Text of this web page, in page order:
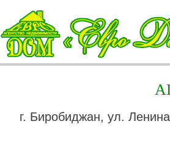
г. Биробиджан, ул.